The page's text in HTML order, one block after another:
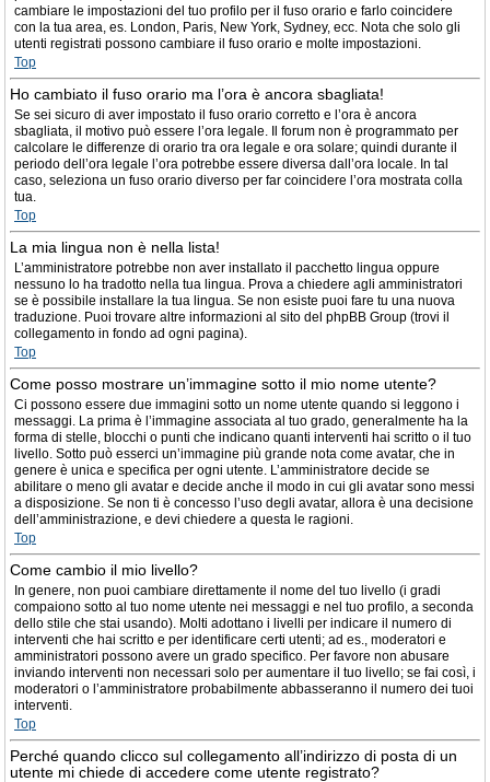
cambiare le impostazioni del tuo profilo per il fuso orario e farlo coincidere
con la tua area, es. London, Paris, New York, Sydney, ecc. Nota che solo gli
utenti registrati possono cambiare il fuso orario e molte impostazioni.
Top
Ho cambiato il fuso orario ma l’ora è ancora sbagliata!
Se sei sicuro di aver impostato il fuso orario corretto e l’ora è ancora
sbagliata, il motivo può essere l’ora legale. Il forum non è programmato per
calcolare le differenze di orario tra ora legale e ora solare; quindi durante il
periodo dell’ora legale l’ora potrebbe essere diversa dall’ora locale. In tal
caso, seleziona un fuso orario diverso per far coincidere l’ora mostrata colla
tua.
Top
La mia lingua non è nella lista!
L’amministratore potrebbe non aver installato il pacchetto lingua oppure
nessuno lo ha tradotto nella tua lingua. Prova a chiedere agli amministratori
se è possibile installare la tua lingua. Se non esiste puoi fare tu una nuova
traduzione. Puoi trovare altre informazioni al sito del phpBB Group (trovi il
collegamento in fondo ad ogni pagina).
Top
Come posso mostrare un’immagine sotto il mio nome utente?
Ci possono essere due immagini sotto un nome utente quando si leggono i
messaggi. La prima è l’immagine associata al tuo grado, generalmente ha la
forma di stelle, blocchi o punti che indicano quanti interventi hai scritto o il tuo
livello. Sotto può esserci un’immagine più grande nota come avatar, che in
genere è unica e specifica per ogni utente. L’amministratore decide se
abilitare o meno gli avatar e decide anche il modo in cui gli avatar sono messi
a disposizione. Se non ti è concesso l’uso degli avatar, allora è una decisione
dell’amministrazione, e devi chiedere a questa le ragioni.
Top
Come cambio il mio livello?
In genere, non puoi cambiare direttamente il nome del tuo livello (i gradi
compaiono sotto al tuo nome utente nei messaggi e nel tuo profilo, a seconda
dello stile che stai usando). Molti adottano i livelli per indicare il numero di
interventi che hai scritto e per identificare certi utenti; ad es., moderatori e
amministratori possono avere un grado specifico. Per favore non abusare
inviando interventi non necessari solo per aumentare il tuo livello; se fai così, i
moderatori o l’amministratore probabilmente abbasseranno il numero dei tuoi
interventi.
Top
Perché quando clicco sul collegamento all’indirizzo di posta di un
utente mi chiede di accedere come utente registrato?